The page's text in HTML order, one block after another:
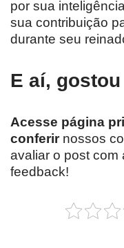
por sua
sua contribuição
durante seu
E aí,
Acesse página
conferirnossos
avaliar o post com
feedback!